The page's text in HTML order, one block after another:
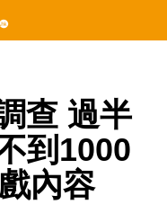
查 過半
到1000
內容